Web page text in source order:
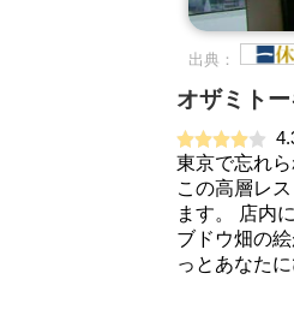
出典：
オザミト
東京で忘れ
この高層レ
ます。 店内
ブドウ畑の
っとあなた